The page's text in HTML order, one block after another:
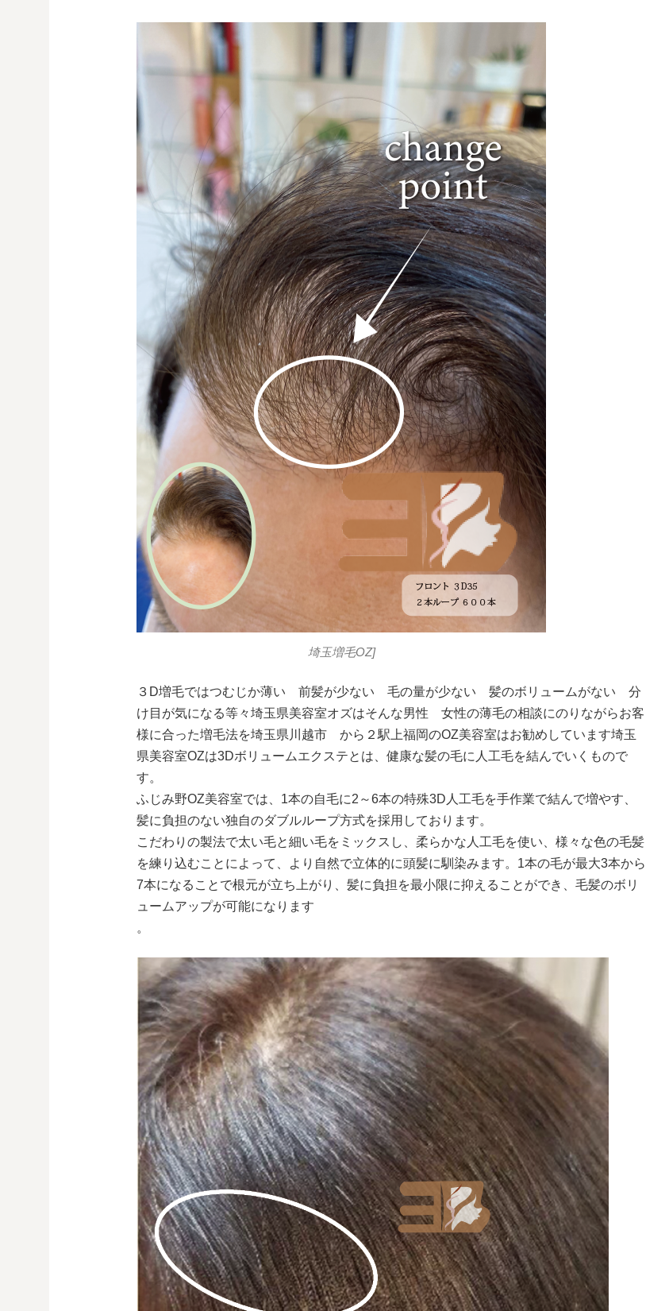
埼玉増毛OZ]
３D増毛ではつむじか薄い 前髪が少ない 毛の量が少ない 髪のボリュームがない 分
け目が気になる等々埼玉県美容室オズはそんな男性 女性の薄毛の相談にのりながらお客
様に合った増毛法を埼玉県川越市 から２駅上福岡のOZ美容室はお勧めしています埼玉
県美容室OZは3Dボリュームエクステとは、健康な髪の毛に人工毛を結んでいくもので
す。
ふじみ野OZ美容室では、1本の自毛に2～6本の特殊3D人工毛を手作業で結んで増やす、
髪に負担のない独自のダブルループ方式を採用しております。
こだわりの製法で太い毛と細い毛をミックスし、柔らかな人工毛を使い、様々な色の毛髪
を練り込むことによって、より自然で立体的に頭髪に馴染みます。1本の毛が最大3本から
7本になることで根元が立ち上がり、髪に負担を最小限に抑えることができ、毛髪のボリ
ュームアップが可能になります
。